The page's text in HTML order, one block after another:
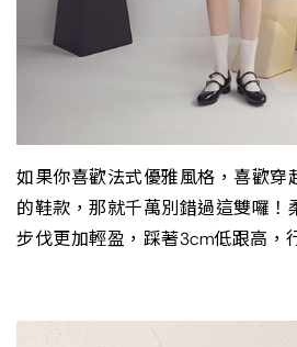
如果你喜歡法式優雅風格，喜歡穿
的鞋款，那就千萬別錯過這雙囉！
步伐更加輕盈，踩著3cm低跟高，